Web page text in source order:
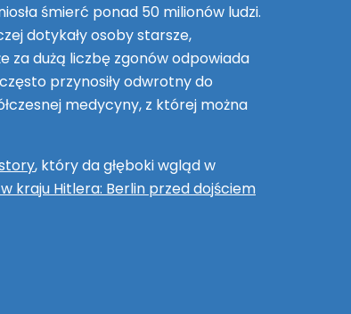
śmierć ponad 50 milionów ludzi.
dotykały osoby starsze,
za dużą liczbę zgonów odpowiada
przynosiły odwrotny do
medycyny, z której można
, który da głęboki wgląd w
kraju Hitlera: Berlin przed dojściem